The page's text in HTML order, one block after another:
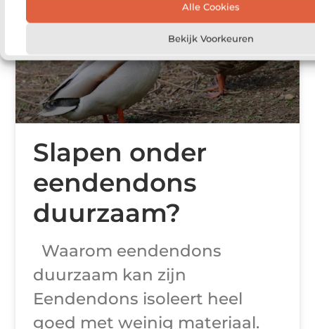
Alle Cookies
Bekijk Voorkeuren
Slapen onder
eendendons
duurzaam?
Waarom eendendons
duurzaam kan zijn
Eendendons isoleert heel
goed met weinig materiaal.